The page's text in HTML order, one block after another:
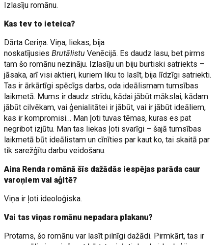
Izlasīju romānu.
Kas tev to ieteica?
Dārta Ceriņa. Viņa, liekas, bija
noskatījusiesBrutālistuVenēcijā. Es daudz lasu, bet pirms
tam šo romānu nezināju. Izlasīju un biju burtiski satriekts –
jāsaka, arī visi aktieri, kuriem liku to lasīt, bija līdzīgi satriekti.
Tas ir ārkārtīgi spēcīgs darbs, oda ideālismam tumsības
laikmetā. Mums ir daudz strīdu, kādai jābūt mākslai, kādam
jābūt cilvēkam, vai ģenialitātei ir jābūt, vai ir jābūt ideāliem,
kas ir kompromisi… Man ļoti tuvas tēmas, kuras es pat
negribot izjūtu. Man tas liekas ļoti svarīgi – šajā tumsības
laikmetā būt ideālistam un cīnīties par kaut ko, tai skaitā par
tik sarežģītu darbu veidošanu.
Aina Renda romānā šīs dažādās iespējas parāda caur
varoņiem vai aģitē?
Viņa ir ļoti ideoloģiska.
Vai tas viņas romānu nepadara plakanu?
Protams, šo romānu var lasīt pilnīgi dažādi. Pirmkārt, tas ir